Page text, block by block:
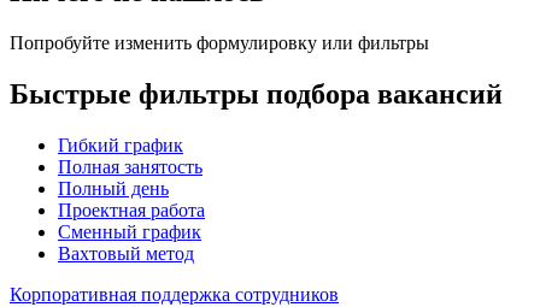
Попробуйте изменить формулировку или фильтры
Быстрые фильтры подбора вакансий
Гибкий график
Полная занятость
Полный день
Проектная работа
Сменный график
Вахтовый метод
Корпоративная поддержка сотрудников